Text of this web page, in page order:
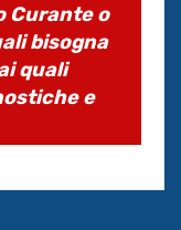
Curante o
bisogna
quali
e